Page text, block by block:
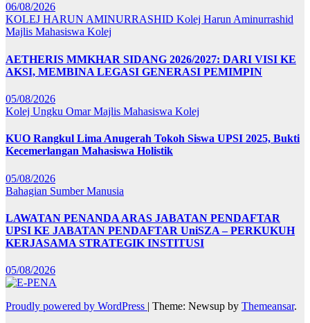
06/08/2026
KOLEJ HARUN AMINURRASHID Kolej Harun Aminurrashid
Majlis Mahasiswa Kolej
AETHERIS MMKHAR SIDANG 2026/2027: DARI VISI KE
AKSI, MEMBINA LEGASI GENERASI PEMIMPIN
05/08/2026
Kolej Ungku OmarMajlis Mahasiswa Kolej
KUO Rangkul Lima Anugerah Tokoh Siswa UPSI 2025, Bukti
Kecemerlangan Mahasiswa Holistik
05/08/2026
Bahagian Sumber Manusia
LAWATAN PENANDA ARAS JABATAN PENDAFTAR
UPSI KE JABATAN PENDAFTAR UniSZA – PERKUKUH
KERJASAMA STRATEGIK INSTITUSI
05/08/2026
Proudly powered by WordPress | Theme: Newsup by Themeansar.